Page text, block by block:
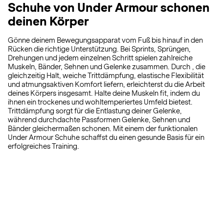
Schuhe von Under Armour schonen
deinen Körper
Gönne deinem Bewegungsapparat vom Fuß bis hinauf in den
Rücken die richtige Unterstützung. Bei Sprints, Sprüngen,
Drehungen und jedem einzelnen Schritt spielen zahlreiche
Muskeln, Bänder, Sehnen und Gelenke zusammen. Durch , die
gleichzeitig Halt, weiche Trittdämpfung, elastische Flexibilität
und atmungsaktiven Komfort liefern, erleichterst du die Arbeit
deines Körpers insgesamt. Halte deine Muskeln fit, indem du
ihnen ein trockenes und wohltemperiertes Umfeld bietest.
Trittdämpfung sorgt für die Entlastung deiner Gelenke,
während durchdachte Passformen Gelenke, Sehnen und
Bänder gleichermaßen schonen. Mit einem der funktionalen
Under Armour Schuhe schaffst du einen gesunde Basis für ein
erfolgreiches Training.